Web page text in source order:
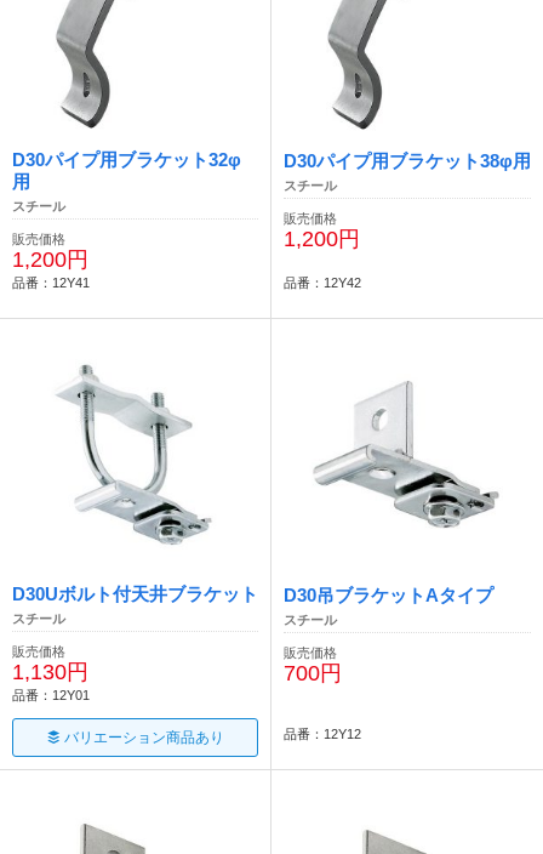
D30パイプ用ブラケット32φ
用
スチール
販売価格
1,200円
品番：12Y41
D30パイプ用ブラケット38φ用
スチール
販売価格
1,200円
品番：12Y42
D30Uボルト付天井ブラケット
スチール
販売価格
1,130円
品番：12Y01
バリエーション商品あり
D30吊ブラケットAタイプ
スチール
販売価格
700円
品番：12Y12